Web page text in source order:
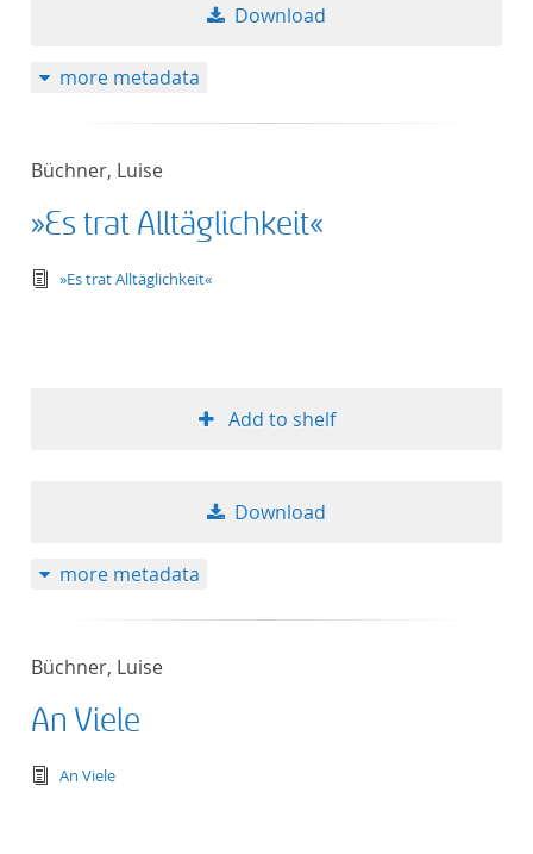
Download
more metadata
Büchner, Luise
»Es trat Alltäglichkeit«
text/tg.edition+tg.aggregation+xml
»Es trat Alltäglichkeit«
Add to shelf
Download
more metadata
Büchner, Luise
An Viele
text/tg.edition+tg.aggregation+xml
An Viele